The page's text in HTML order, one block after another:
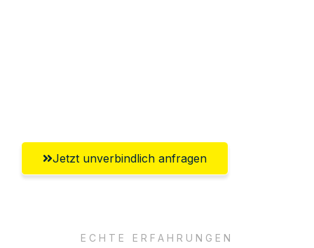
Jetzt unverbindlich anfragen
ECHTE ERFAHRUNGEN